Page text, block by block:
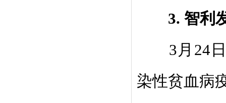
3. 智利
3 月 24
染性贫血病